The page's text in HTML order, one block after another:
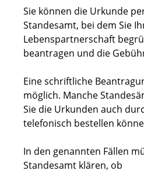
Sie können die Urkunde
Standesamt, bei dem Sie
Lebenspartnerschaft
beantragen und die
Eine schriftliche
möglich. Manche
Sie die Urkunden auch
telefonisch bestellen
In den genannten Fällen
Standesamt klären, ob